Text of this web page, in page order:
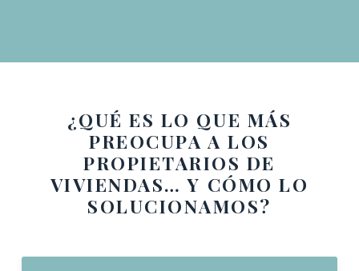
¿QUÉ ES LO QUE MÁS
PREOCUPA A LOS
PROPIETARIOS DE
VIVIENDAS… Y CÓMO LO
SOLUCIONAMOS?